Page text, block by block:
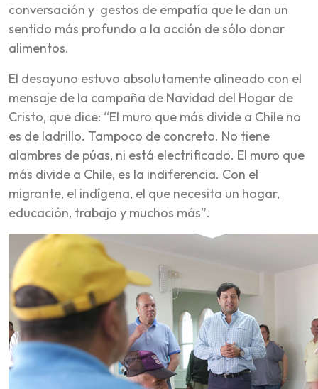
conversación y gestos de empatía que le dan un
sentido más profundo a la acción de sólo donar
alimentos.
El desayuno estuvo absolutamente alineado con el
mensaje de la campaña de Navidad del Hogar de
Cristo, que dice: “El muro que más divide a Chile no
es de ladrillo. Tampoco de concreto. No tiene
alambres de púas, ni está electrificado. El muro que
más divide a Chile, es la indiferencia. Con el
migrante, el indígena, el que necesita un hogar,
educación, trabajo y muchos más”.